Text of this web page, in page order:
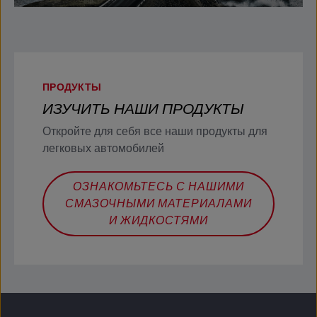
ПРОДУКТЫ
ИЗУЧИТЬ НАШИ ПРОДУКТЫ
Откройте для себя все наши продукты для
легковых автомобилей
ОЗНАКОМЬТЕСЬ С НАШИМИ
СМАЗОЧНЫМИ МАТЕРИАЛАМИ
И ЖИДКОСТЯМИ